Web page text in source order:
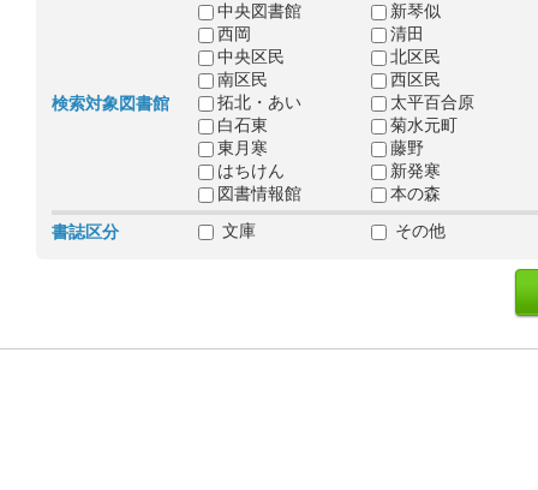
検索対象図書館
中央図書館
新琴似
西岡
清田
中央区民
北区民
南区民
西区民
拓北・あい
太平百合原
白石東
菊水元町
東月寒
藤野
はちけん
新発寒
図書情報館
本の森
書誌区分
文庫 その他